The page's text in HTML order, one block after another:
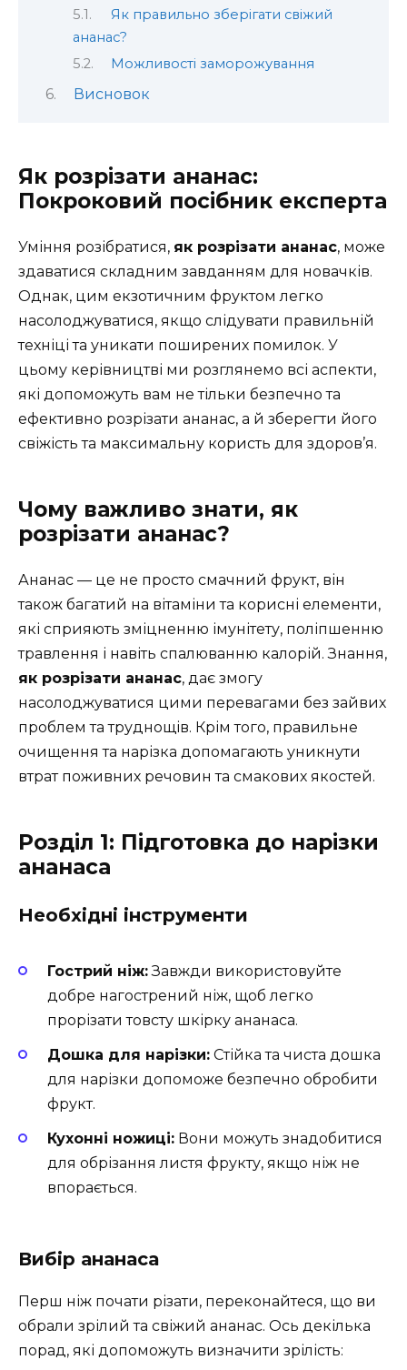
Як правильно зберігати свіжий
ананас?
Можливості заморожування
Висновок
Як розрізати ананас:
Покроковий посібник експерта
Уміння розібратися, як розрізати ананас, може
здаватися складним завданням для новачків.
Однак, цим екзотичним фруктом легко
насолоджуватися, якщо слідувати правильній
техніці та уникати поширених помилок. У
цьому керівництві ми розглянемо всі аспекти,
які допоможуть вам не тільки безпечно та
ефективно розрізати ананас, а й зберегти його
свіжість та максимальну користь для здоров’я.
Чому важливо знати, як
розрізати ананас?
Ананас — це не просто смачний фрукт, він
також багатий на вітаміни та корисні елементи,
які сприяють зміцненню імунітету, поліпшенню
травлення і навіть спалюванню калорій. Знання,
як розрізати ананас, дає змогу
насолоджуватися цими перевагами без зайвих
проблем та труднощів. Крім того, правильне
очищення та нарізка допомагають уникнути
втрат поживних речовин та смакових якостей.
Розділ 1: Підготовка до нарізки
ананаса
Необхідні інструменти
Гострий ніж:Завжди використовуйте
добре нагострений ніж, щоб легко
прорізати товсту шкірку ананаса.
Дошка для нарізки: Стійка та чиста дошка
для нарізки допоможе безпечно обробити
фрукт.
Кухонні ножиці: Вони можуть знадобитися
для обрізання листя фрукту, якщо ніж не
впорається.
Вибір ананаса
Перш ніж почати різати, переконайтеся, що ви
обрали зрілий та свіжий ананас. Ось декілька
порад, які допоможуть визначити зрілість: